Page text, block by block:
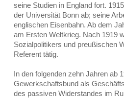
seine Studien in England fort.
der Universität Bonn ab; seine
englischen Eisenbahn. Ab dem
am Ersten Weltkrieg. Nach 1919
Sozialpolitikers und preußischen
Referent tätig.
In den folgenden zehn Jahren ab
Gewerkschaftsbund als
des passiven Widerstandes im